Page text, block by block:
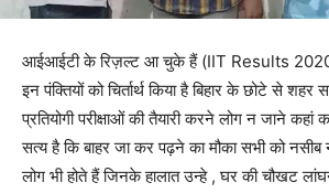
आईआईटी के रिज़ल्ट आ चुके हैं (IIT Results 2020) |
इन पंक्तियों को चिर्तार्थ किया है बिहार के छोटे से शहर
प्रतियोगी परीक्षाओं की तैयारी करने लोग न जाने
सत्य है कि बाहर जा कर पढ़ने का मौका सभी को नसीब
लोग भी होते हैं जिनके हालात उन्हे , घर की चौखट